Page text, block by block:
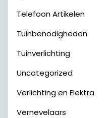
Telefoon Artikelen
Tuinbenodigheden
Tuinverlichting
Uncategorized
Verlichting en Elektra
Vernevelaars